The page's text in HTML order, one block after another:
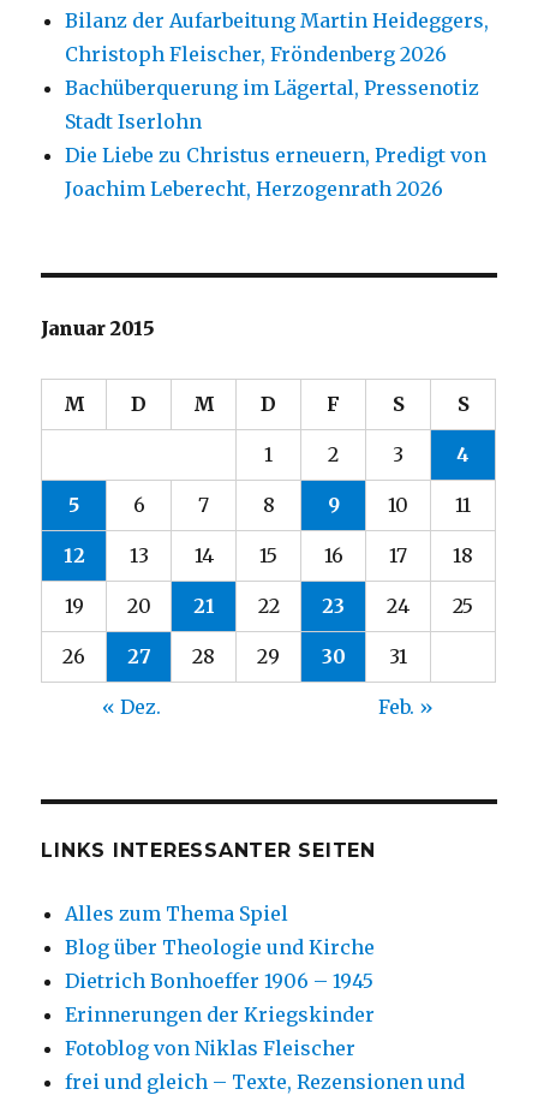
Bilanz der Aufarbeitung Martin Heideggers,
Christoph Fleischer, Fröndenberg 2026
Bachüberquerung im Lägertal, Pressenotiz
Stadt Iserlohn
Die Liebe zu Christus erneuern, Predigt von
Joachim Leberecht, Herzogenrath 2026
Januar 2015
M D M D F S S
1 2 3 4
5 6 7 8 9 10 11
12 13 14 15 16 17 18
19 20 21 22 23 24 25
26 27 28 29 30 31
« Dez. Feb. »
LINKS INTERESSANTER SEITEN
Alles zum Thema Spiel
Blog über Theologie und Kirche
Dietrich Bonhoeffer 1906 – 1945
Erinnerungen der Kriegskinder
Fotoblog von Niklas Fleischer
frei und gleich – Texte, Rezensionen und